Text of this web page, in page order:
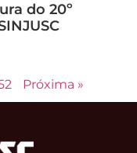
do 20º
Próxima »